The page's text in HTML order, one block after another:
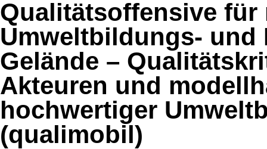
Qualitätsoffensive für
Umweltbildungs-
Gelände –
Akteuren und
hochwertiger
(qualimobil)